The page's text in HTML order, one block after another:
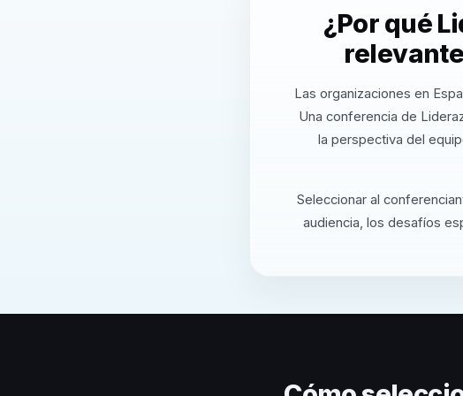
¿Por qué
Las organizaciones en
Una conferencia de
la perspectiva del
Seleccionar al
audiencia, los desafíos